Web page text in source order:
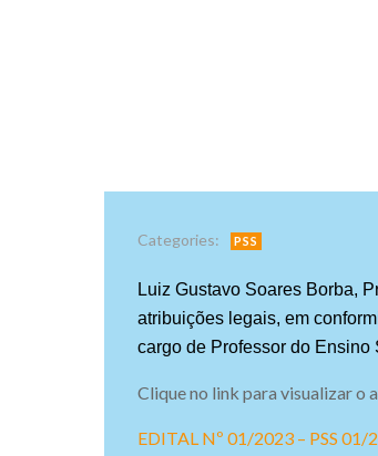
Categories: PSS
Luiz Gustavo Soares Borba,
atribuições legais, em
cargo de Professor do Ensino
Clique no link para visualizar o
EDITAL Nº 01/2023 – PSS